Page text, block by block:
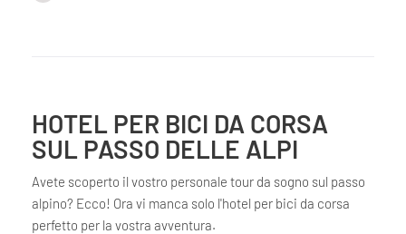
HOTEL PER BICI DA CORSA
SUL PASSO DELLE ALPI
Avete scoperto il vostro personale tour da sogno sul passo
alpino? Ecco! Ora vi manca solo l'hotel per bici da corsa
perfetto per la vostra avventura.